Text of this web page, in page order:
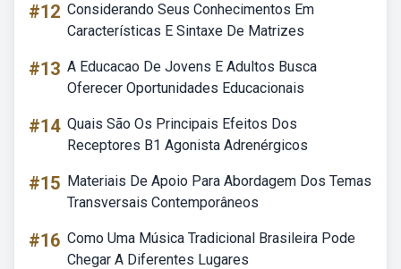
#12 Considerando Seus Conhecimentos Em
Características E Sintaxe De Matrizes
#13 A Educacao De Jovens E Adultos Busca
Oferecer Oportunidades Educacionais
#14 Quais São Os Principais Efeitos Dos
Receptores B1 Agonista Adrenérgicos
#15 Materiais De Apoio Para Abordagem Dos Temas
Transversais Contemporâneos
#16 Como Uma Música Tradicional Brasileira Pode
Chegar A Diferentes Lugares